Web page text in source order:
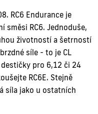
RC6 Endurance je
RC6. Jednoduše,
životností a šetrností
síle - to je CL
destičky pro 6,12 či 24
RC6E. Stejně
síla jako u ostatních